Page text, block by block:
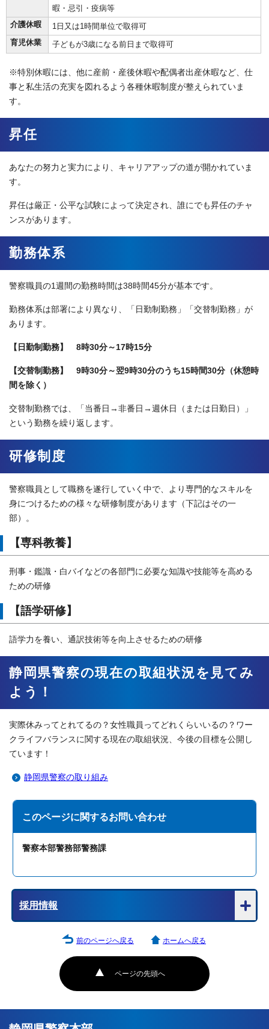
暇・忌引・疫病等
介護休暇
1日又は1時間単位で取得可
育児休業
子どもが3歳になる前日まで取得可
※特別休暇には、他に産前・産後休暇や配偶者出産休暇など、仕
事と私生活の充実を図れるよう各種休暇制度が整えられていま
す。
昇任
あなたの努力と実力により、キャリアアップの道が開かれていま
す。
昇任は厳正・公平な試験によって決定され、誰にでも昇任のチャ
ンスがあります。
勤務体系
警察職員の1週間の勤務時間は38時間45分が基本です。
勤務体系は部署により異なり、「日勤制勤務」「交替制勤務」が
あります。
【日勤制勤務】 8時30分～17時15分
【交替制勤務】 9時30分～翌9時30分のうち15時間30分（休憩時
間を除く）
交替制勤務では、「当番日→非番日→週休日（または日勤日）」
という勤務を繰り返します。
研修制度
警察職員として職務を遂行していく中で、より専門的なスキルを
身につけるための様々な研修制度があります（下記はその一
部）。
【専科教養】
刑事・鑑識・白バイなどの各部門に必要な知識や技能等を高める
ための研修
【語学研修】
語学力を養い、通訳技術等を向上させるための研修
静岡県警察の現在の取組状況を見てみ
よう！
実際休みってとれてるの？女性職員ってどれくらいいるの？ワー
クライフバランスに関する現在の取組状況、今後の目標を公開し
ています！
静岡県警察の取り組み
このページに関するお問い合わせ
警察本部警務部警務課
採用情報
ページの先頭へ
前のページへ戻る ホームへ戻る